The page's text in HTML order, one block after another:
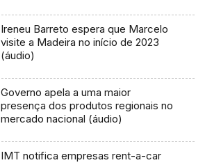
Ireneu Barreto espera que Marcelo
visite a Madeira no início de 2023
(áudio)
Governo apela a uma maior
presença dos produtos regionais no
mercado nacional (áudio)
IMT notifica empresas rent-a-car